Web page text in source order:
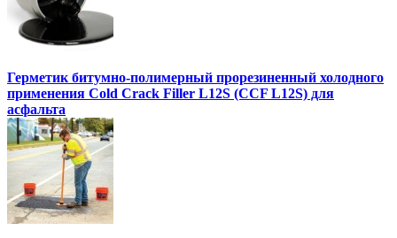
Герметик битумно-полимерный прорезиненный холодного
применения Cold Crack Filler L12S (ССF L12S) для
асфальта